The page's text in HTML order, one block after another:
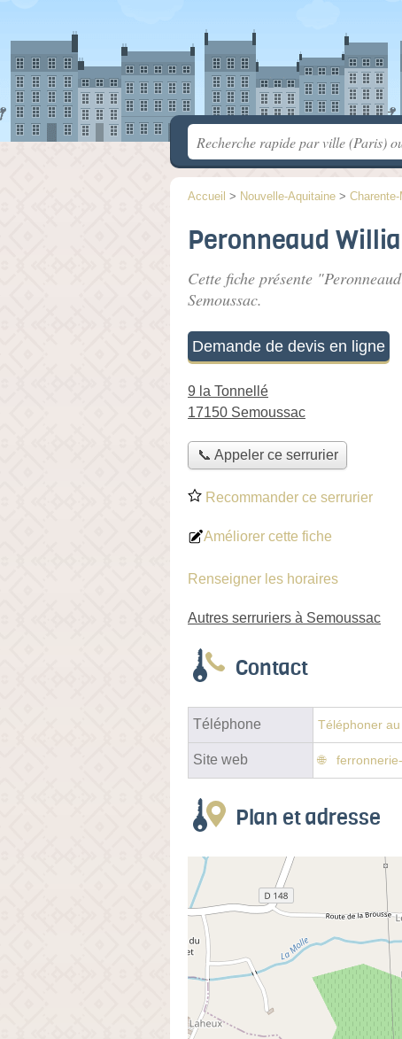
Accueil > Nouvelle-Aquitaine >
Peronneaud
Cette fiche présente
Semoussac.
Demande de devis en ligne
9 la Tonnellé
17150 Semoussac
📞 Appeler ce serrurier
Recommander ce serrurier
Améliorer cette fiche
Renseigner les horaires
Autres serruriers à Semoussac
Contact
Téléphone Téléphoner
Site web
Plan et adresse